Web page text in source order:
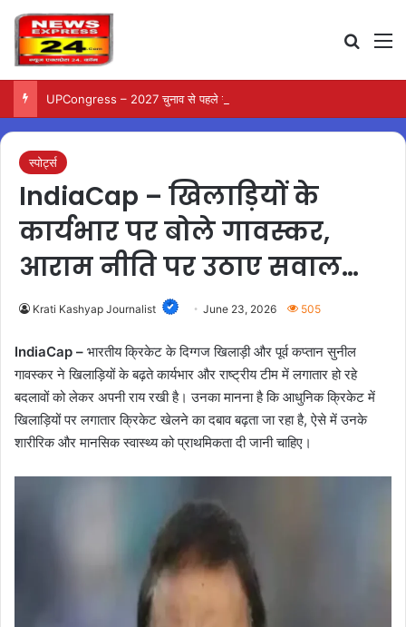
स्पोर्ट्स
IndiaCap – खिलाड़ियों के
कार्यभार पर बोले गावस्कर,
आराम नीति पर उठाए सवाल…
Krati Kashyap Journalist June 23, 2026 505
IndiaCap – भारतीय क्रिकेट के दिग्गज खिलाड़ी और पूर्व कप्तान सुनील
गावस्कर ने खिलाड़ियों के बढ़ते कार्यभार और राष्ट्रीय टीम में लगातार हो रहे
बदलावों को लेकर अपनी राय रखी है। उनका मानना है कि आधुनिक क्रिकेट में
खिलाड़ियों पर लगातार क्रिकेट खेलने का दबाव बढ़ता जा रहा है, ऐसे में उनके
शारीरिक और मानसिक स्वास्थ्य को प्राथमिकता दी जानी चाहिए।